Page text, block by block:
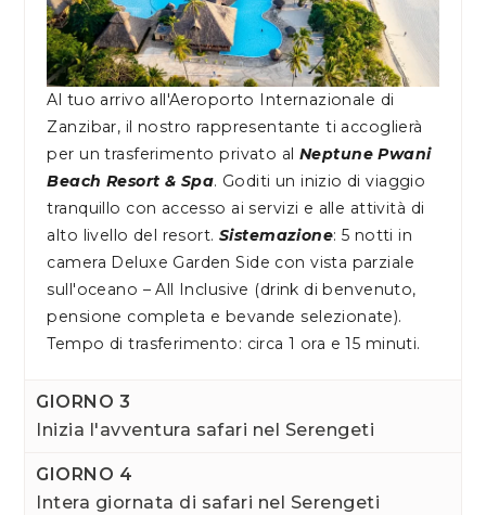
Al tuo arrivo all'Aeroporto Internazionale di
Zanzibar, il nostro rappresentante ti accoglierà
per un trasferimento privato al Neptune Pwani
Beach Resort & Spa. Goditi un inizio di viaggio
tranquillo con accesso ai servizi e alle attività di
alto livello del resort. Sistemazione: 5 notti in
camera Deluxe Garden Side con vista parziale
sull'oceano – All Inclusive (drink di benvenuto,
pensione completa e bevande selezionate).
Tempo di trasferimento: circa 1 ora e 15 minuti.
GIORNO 3
Inizia l'avventura safari nel Serengeti
GIORNO 4
Intera giornata di safari nel Serengeti